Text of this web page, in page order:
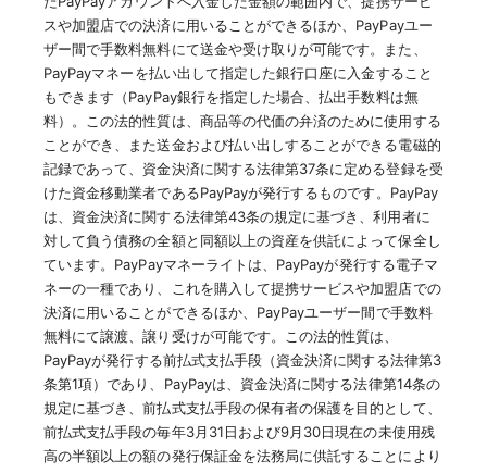
スや加盟店での決済に用いることができるほか、PayPayユー
ザー間で手数料無料にて送金や受け取りが可能です。また、
PayPayマネーを払い出して指定した銀行口座に入金すること
もできます（PayPay銀行を指定した場合、払出手数料は無
料）。この法的性質は、商品等の代価の弁済のために使用する
ことができ、また送金および払い出しすることができる電磁的
記録であって、資金決済に関する法律第37条に定める登録を受
けた資金移動業者であるPayPayが発行するものです。PayPay
は、資金決済に関する法律第43条の規定に基づき、利用者に
対して負う債務の全額と同額以上の資産を供託によって保全し
ています。PayPayマネーライトは、PayPayが発行する電子マ
ネーの一種であり、これを購入して提携サービスや加盟店での
決済に用いることができるほか、PayPayユーザー間で手数料
無料にて譲渡、譲り受けが可能です。この法的性質は、
PayPayが発行する前払式支払手段（資金決済に関する法律第3
条第1項）であり、PayPayは、資金決済に関する法律第14条の
規定に基づき、前払式支払手段の保有者の保護を目的として、
前払式支払手段の毎年3月31日および9月30日現在の未使用残
高の半額以上の額の発行保証金を法務局に供託することにより